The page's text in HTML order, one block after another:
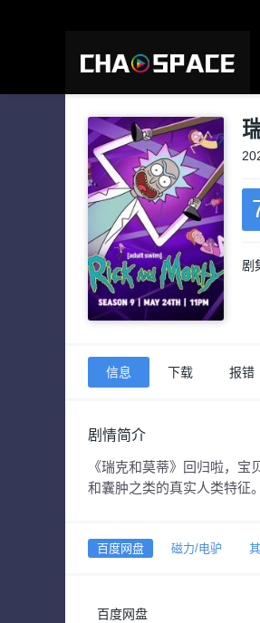
剧
信息 下载 报错
剧情简介
《瑞克和莫蒂》回归啦，
和囊肿之类的真实人类特征
百度网盘 磁力/电驴
百度网盘